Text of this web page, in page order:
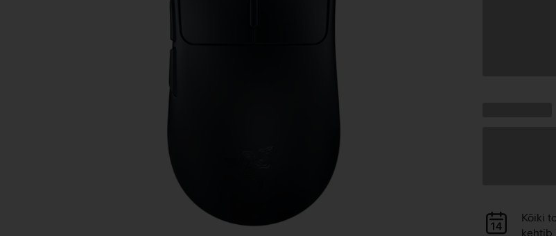
Andmete
laadimine
Kõiki
kehtib